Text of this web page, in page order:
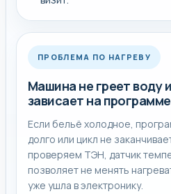
ПРОБЛЕМА ПО НАГРЕВУ
Машина не греет воду
зависает на программе
Если бельё холодное,
долго или цикл не
проверяем ТЭН, датчик
позволяет не менять
уже ушла в электронику.